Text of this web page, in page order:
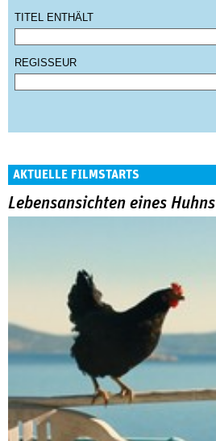
TITEL ENTHÄLT
REGISSEUR
AKTUELLE FILMSTARTS
Lebensansichten eines Huhns